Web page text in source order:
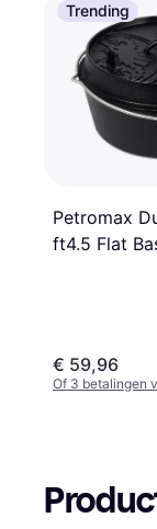
Trending
Petromax
ft4.5 Flat
€ 59,96
Of 3 betalingen